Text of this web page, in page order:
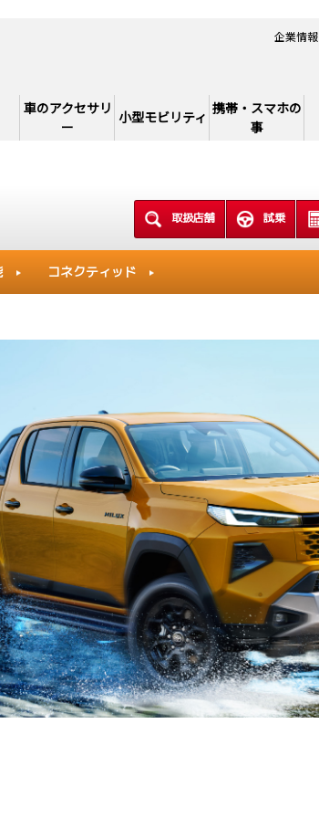
車のアクセサリ
ー
小型モビリティ 携帯・スマホの
事
企業情報
取扱店舗 試乗
コネクティッド